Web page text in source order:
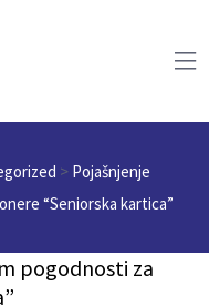
> Pojašnjenje
“Seniorska kartica”
pogodnosti za